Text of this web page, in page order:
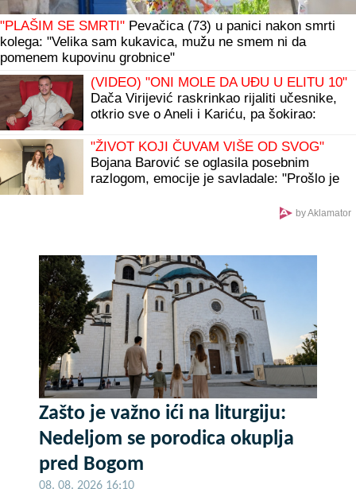
"PLAŠIM SE SMRTI" Pevačica (73) u panici nakon smrti
kolega: "Velika sam kukavica, mužu ne smem ni da
pomenem kupovinu grobnice"
(VIDEO) "ONI MOLE DA UĐU U ELITU 10"
Dača Virijević raskrinkao rijaliti učesnike,
otkrio sve o Aneli i Kariću, pa šokirao:
"ŽIVOT KOJI ČUVAM VIŠE OD SVOG"
Bojana Barović se oglasila posebnim
razlogom, emocije je savladale: "Prošlo je
by Aklamator
Zašto je važno ići na liturgiju:
Nedeljom se porodica okuplja
pred Bogom
08. 08. 2026 16:10